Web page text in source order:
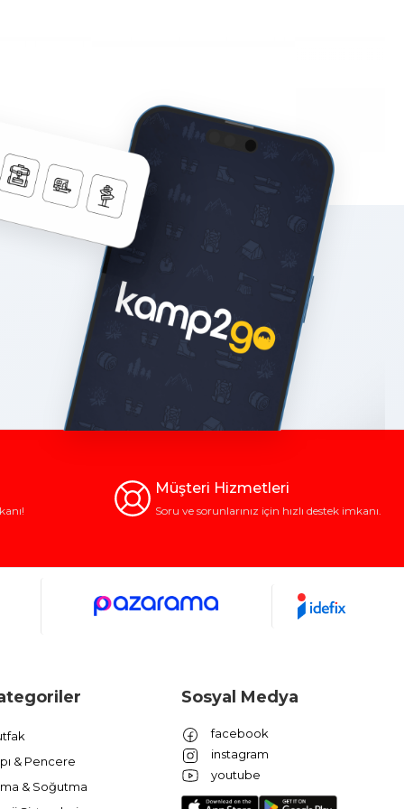
Müşteri Hizmetleri
Soru ve sorunlarınız için hızlı destek imkanı.
& Pencere
& Soğutma
Sosyal Medya
facebook
instagram
youtube